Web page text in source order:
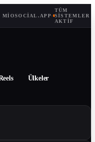
MIOSOCIAL.APP·
TÜM
SISTEMLER
AKTIF
Ülkeler